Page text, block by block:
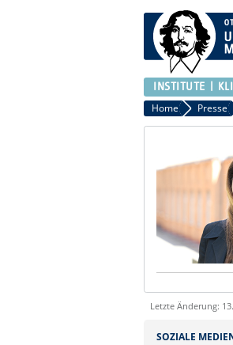
INSTITUTE
Home Presse
Letzte Änderung:
SOZIALE